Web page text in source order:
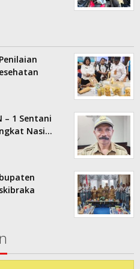
– 1 Sentani
Nasi…